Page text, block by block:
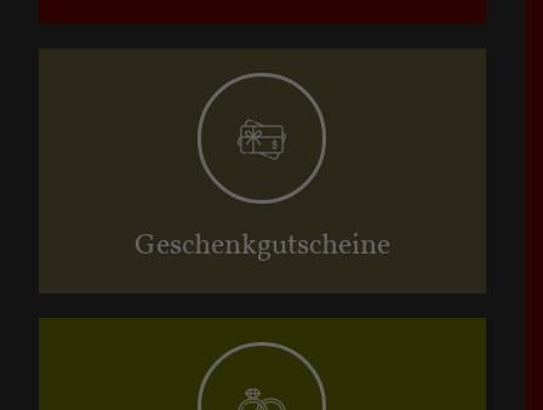
Geschenkgutscheine